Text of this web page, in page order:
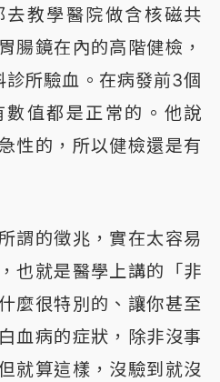
教學醫院做含核磁共
腸鏡在內的高階健檢，
所驗血。在病發前3個
值都是正常的。他說
性的，所以健檢還是有
謂的徵兆，實在太容易
也就是醫學上講的「非
麼很特別的、讓你甚至
血病的症狀，除非沒事
就算這樣，沒驗到就沒